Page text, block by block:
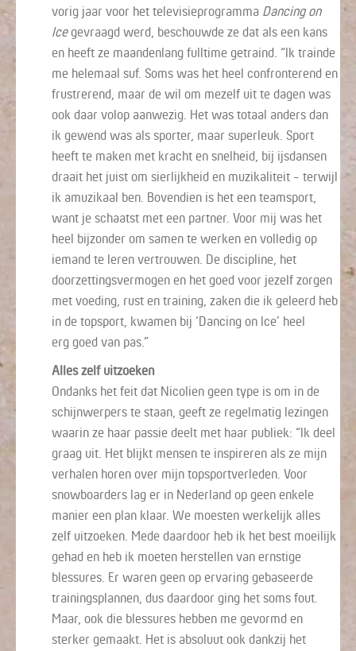
vorig jaar voor het televisieprogramma Dancing on
Icegevraagd werd, beschouwde ze dat als een kans
en heeft ze maandenlang fulltime getraind. “Ik trainde
me helemaal suf. Soms was het heel confronterend en
frustrerend, maar de wil om mezelf uit te dagen was
ook daar volop aanwezig. Het was totaal anders dan
ik gewend was als sporter, maar superleuk. Sport
heeft te maken met kracht en snelheid, bij ijsdansen
draait het juist om sierlijkheid en muzikaliteit - terwijl
ik amuzikaal ben. Bovendien is het een teamsport,
want je schaatst met een partner. Voor mij was het
heel bijzonder om samen te werken en volledig op
iemand te leren vertrouwen. De discipline, het
doorzettingsvermogen en het goed voor jezelf zorgen
met voeding, rust en training, zaken die ik geleerd heb
in de topsport, kwamen bij ‘Dancing on Ice’ heel
erg goed van pas.”
Alles zelf uitzoeken
Ondanks het feit dat Nicolien geen type is om in de
schijnwerpers te staan, geeft ze regelmatig lezingen
waarin ze haar passie deelt met haar publiek: “Ik deel
graag uit. Het blijkt mensen te inspireren als ze mijn
verhalen horen over mijn topsportverleden. Voor
snowboarders lag er in Nederland op geen enkele
manier een plan klaar. We moesten werkelijk alles
zelf uitzoeken. Mede daardoor heb ik het best moeilijk
gehad en heb ik moeten herstellen van ernstige
blessures. Er waren geen op ervaring gebaseerde
trainingsplannen, dus daardoor ging het soms fout.
Maar, ook die blessures hebben me gevormd en
sterker gemaakt. Het is absoluut ook dankzij het